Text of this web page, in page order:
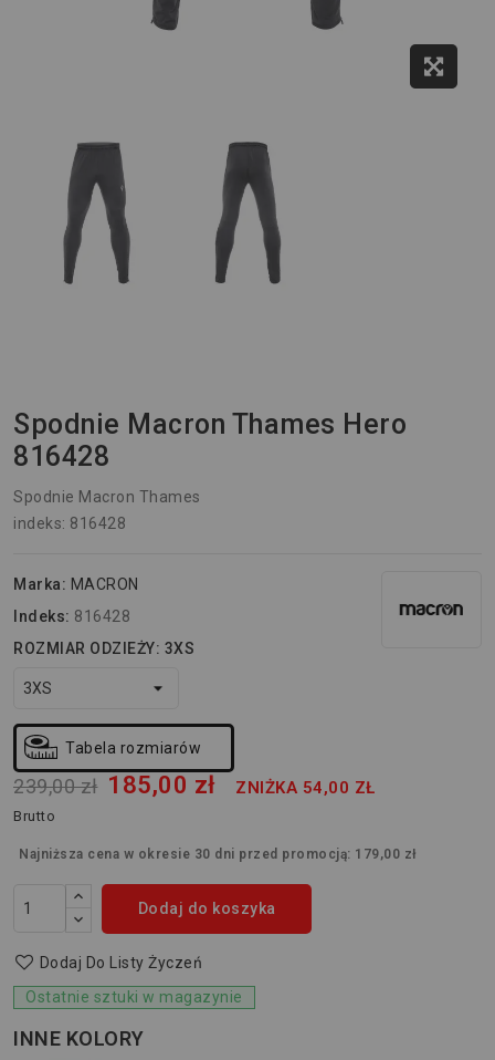
Spodnie Macron Thames Hero
816428
Spodnie Macron Thames
indeks: 816428
Marka: MACRON
Indeks: 816428
ROZMIAR ODZIEŻY: 3XS
Tabela rozmiarów
239,00 zł 185,00 zł ZNIŻKA 54,00 ZŁ
Brutto
Najniższa cena w okresie 30 dni przed promocją: 179,00 zł
Dodaj do koszyka
Dodaj Do Listy Życzeń
Ostatnie sztuki w magazynie
INNE KOLORY